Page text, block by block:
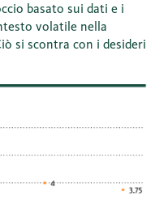
basato sui dati e i
volatile nella
si scontra con i desideri